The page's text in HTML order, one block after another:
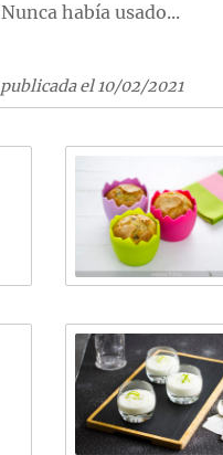
Nunca había usado...
publicada el 10/02/2021